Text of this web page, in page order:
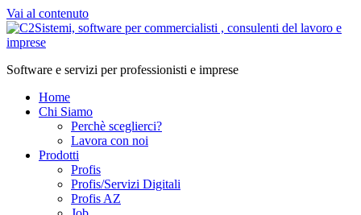
Vai al contenuto
Software e servizi per professionisti e imprese
Home
Chi Siamo
Perchè sceglierci?
Lavora con noi
Prodotti
Profis
Profis/Servizi Digitali
Profis AZ